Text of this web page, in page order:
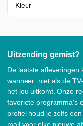
Kleur
Uitzending gemist?
De laatste afleveringen
wanneer: niet als de
het jou uitkomt. Onze
favoriete programma's
profiel houd je zelfs
mail voor elke nieuwe